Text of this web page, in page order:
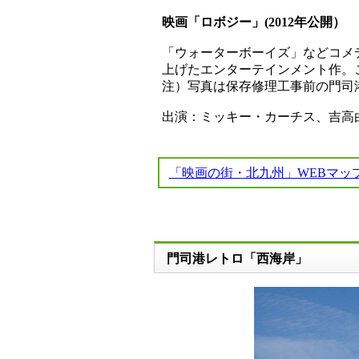
映画「ロボジー」(2012年公開）
「ウォーターボーイズ」などコ
上げたエンターテインメント作
注）写真は保存修理工事前の門司
出演：ミッキー・カーチス、吉
「映画の街・北九州」WEBマ
門司港レトロ「西海岸」